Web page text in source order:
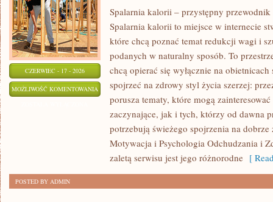
CZERWIEC - 17 - 2026
MOŻLIWOŚĆ KOMENTOWANIA RELAKS
Spalarnia kalorii – przystępny przewodnik
Spalarnia kalorii to miejsce w internecie
które chcą poznać temat redukcji wagi i
podanych w naturalny sposób. To
chcą opierać się wyłącznie na
spojrzeć na zdrowy styl życia szerzej:
porusza tematy, które mogą
zaczynające, jak i tych, którzy od dawna
potrzebują świeżego spojrzenia na dobrze
Motywacja i Psychologia Odchudzania i
zaletą serwisu jest jego różnorodne [
POSTED BY ADMIN